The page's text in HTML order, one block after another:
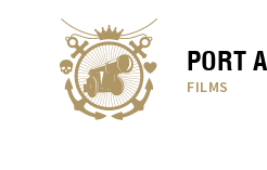
PORT
FILMS